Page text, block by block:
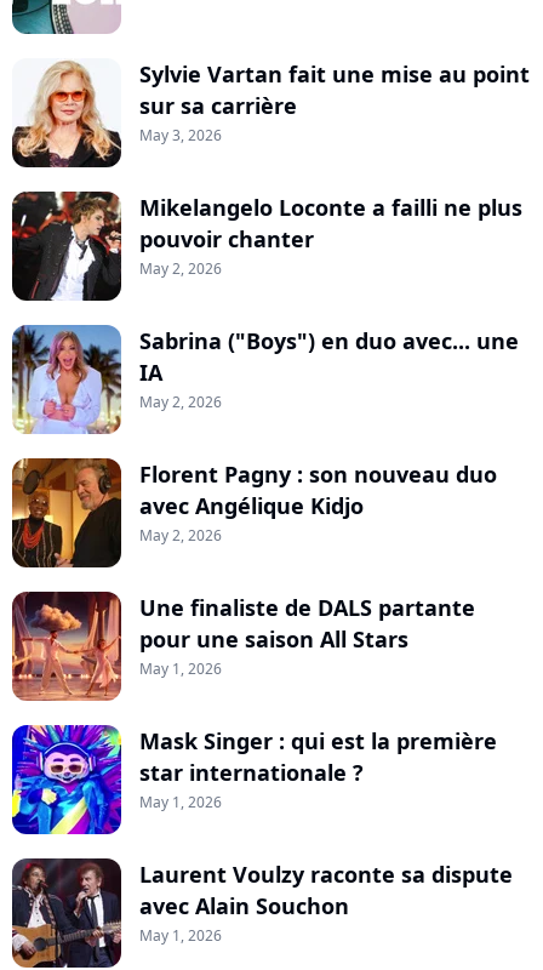
Sylvie Vartan fait une mise au point
sur sa carrière
May 3, 2026
Mikelangelo Loconte a failli ne plus
pouvoir chanter
May 2, 2026
Sabrina ("Boys") en duo avec... une
IA
May 2, 2026
Florent Pagny : son nouveau duo
avec Angélique Kidjo
May 2, 2026
Une finaliste de DALS partante
pour une saison All Stars
May 1, 2026
Mask Singer : qui est la première
star internationale ?
May 1, 2026
Laurent Voulzy raconte sa dispute
avec Alain Souchon
May 1, 2026